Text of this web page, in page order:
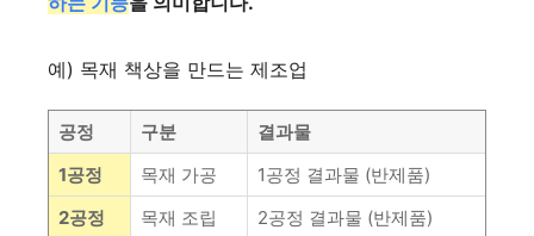
예) 목재 책상을 만드는 제조업
공정 구분
결과물
1공정
목재 가공
1공정 결과물 (반제품)
2공정
목재 조립
2공정 결과물 (반제품)